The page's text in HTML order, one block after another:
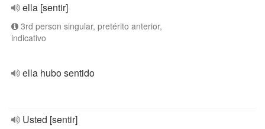
ella [sentir]
3rd person singular, pretérito anterior,
indicativo
ella hubo sentido
Usted [sentir]